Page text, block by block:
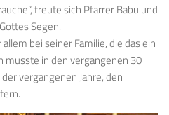
freute sich Pfarrer Babu und
Segen.
bei seiner Familie, die das ein
musste in den vergangenen 30
vergangenen Jahre, den